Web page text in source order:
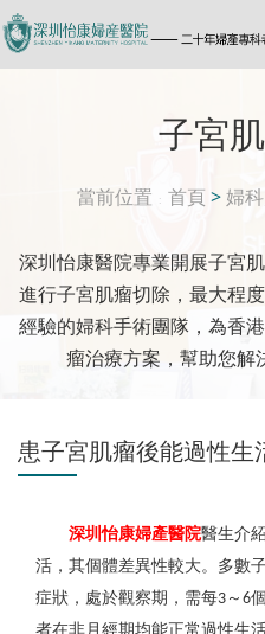
子宮
當前位置 首頁 >婦
深圳怡康醫院專業開展子宮
進行子宮肌瘤切除，最大程
經驗的婦科手術團隊，為香
瘤治療方案，幫助您解
患子宮肌瘤後能過性生
深圳怡康婦產醫院醫生介
活，其個體差異性較大。多數
症狀，處於觀察期，需每3 ～ 6
者在非月經期均能正常過性生